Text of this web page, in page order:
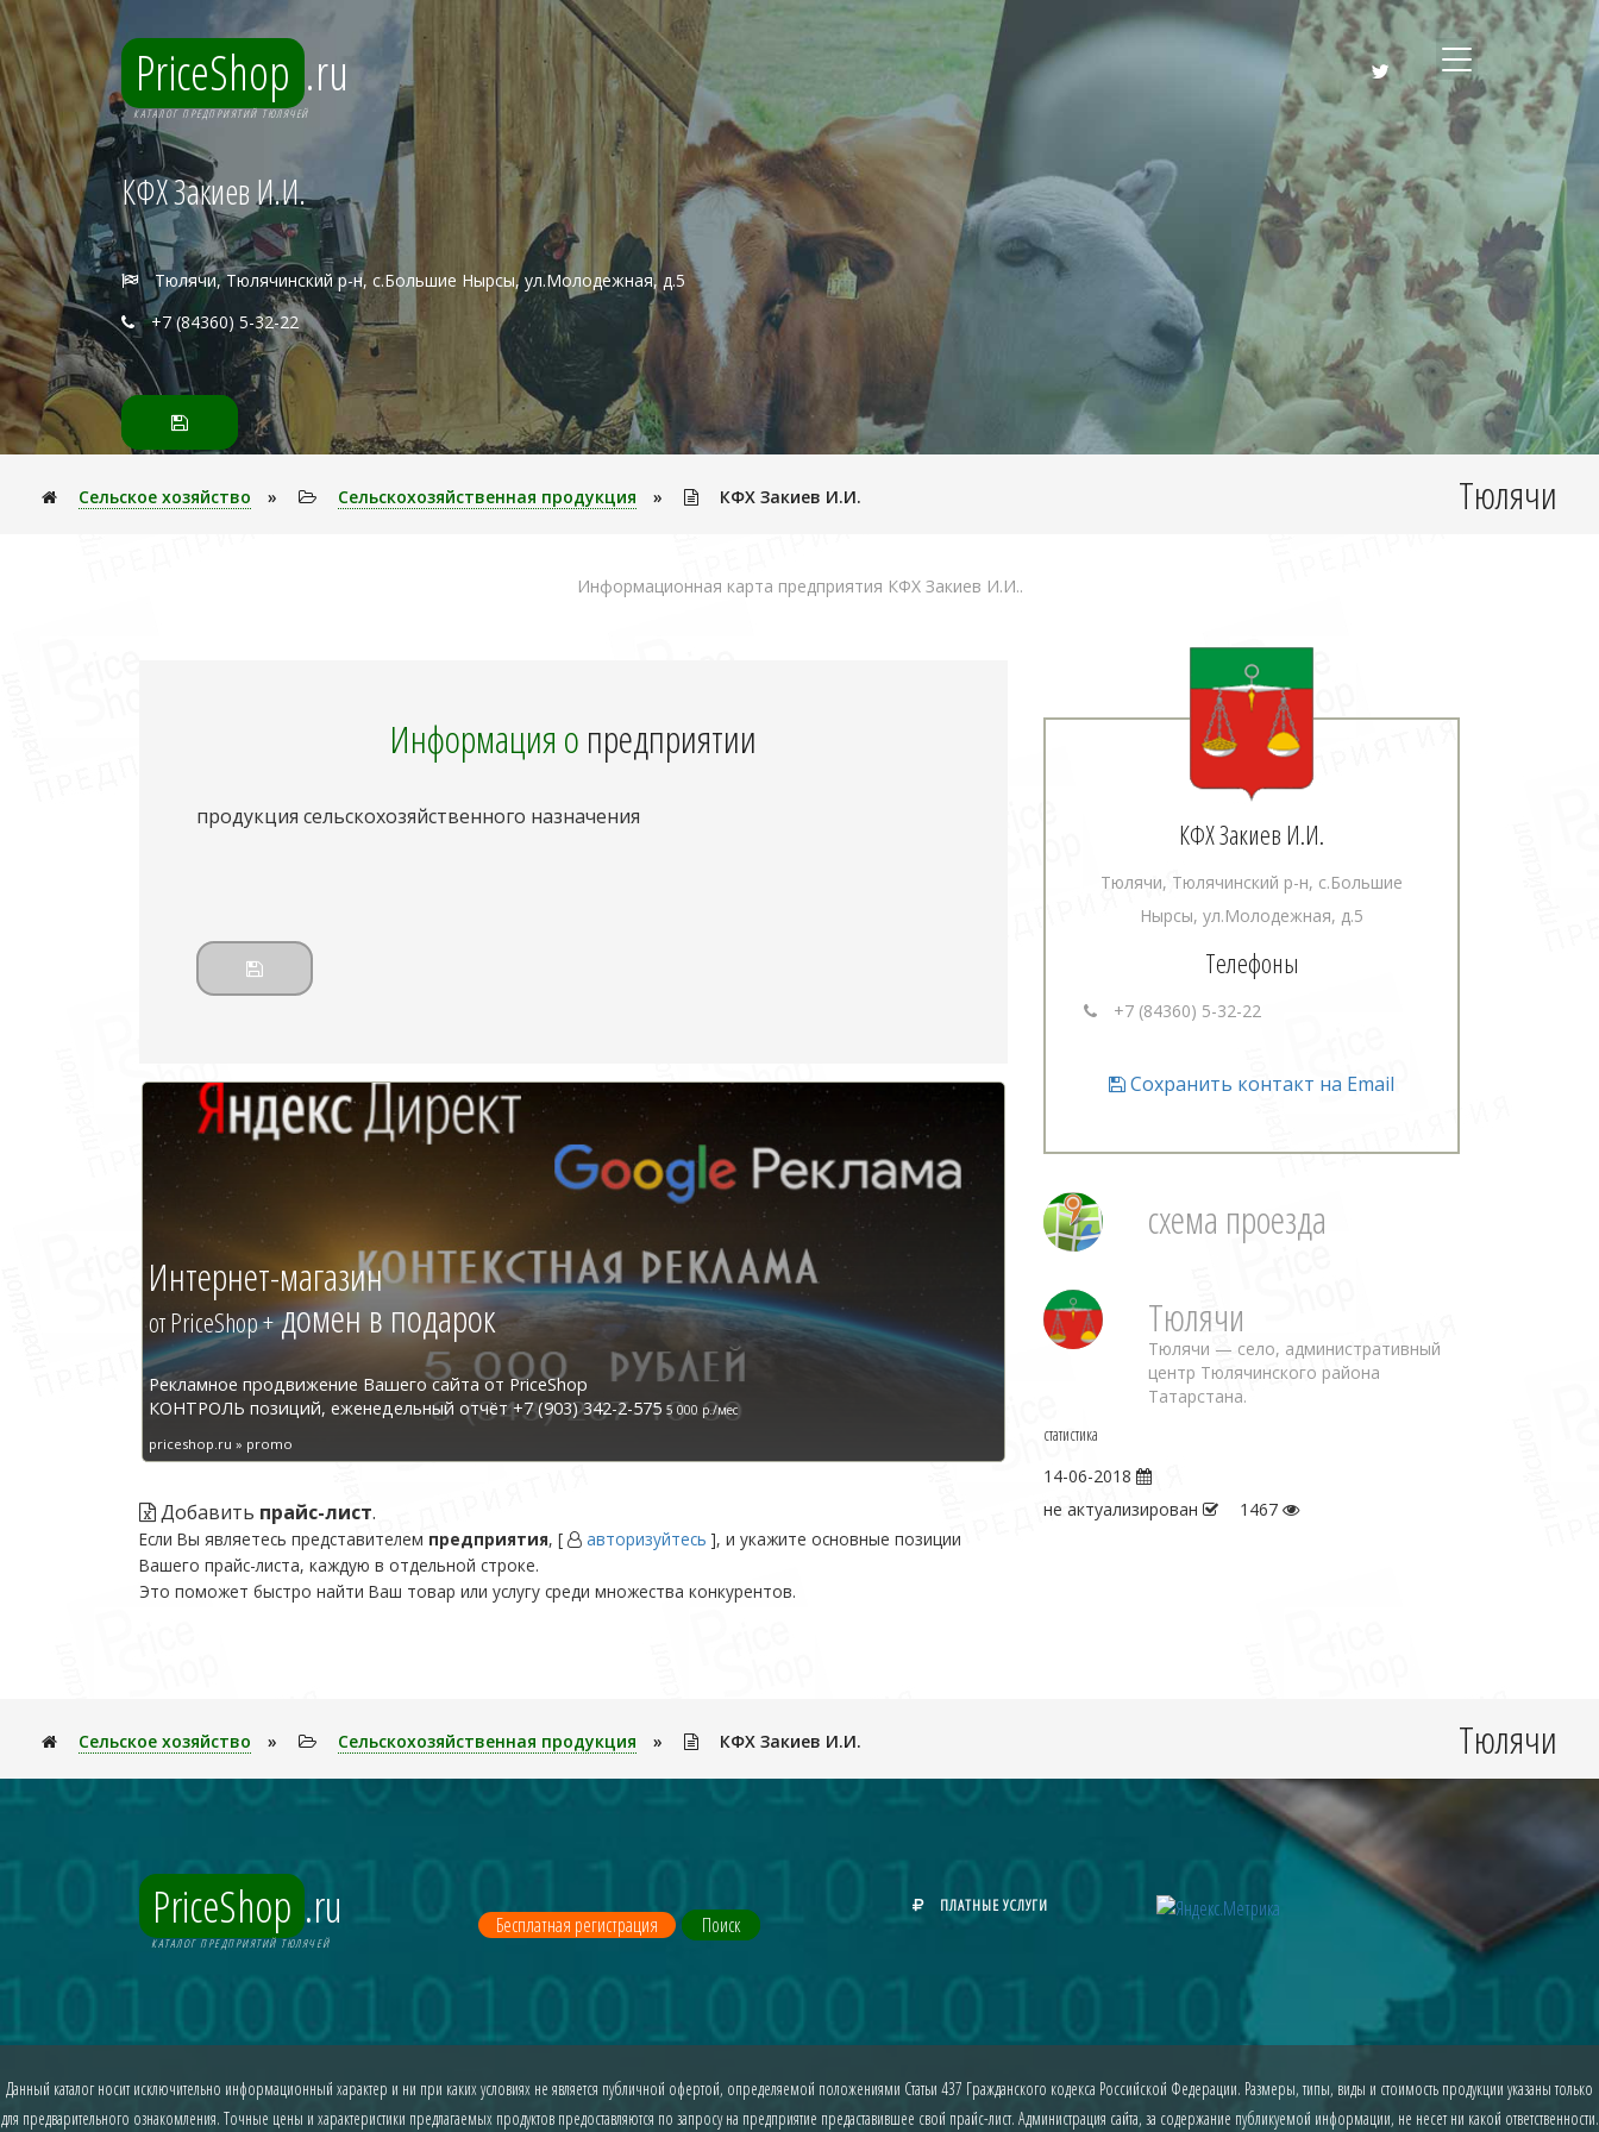
PriceShop .ru
КАТАЛОГ ПРЕДПРИЯТИЙ ТЮЛЯЧЕЙ
КФХ Закиев И.И.
Тюлячи, Тюлячинский р-н, с.Большие Нырсы, ул.Молодежная, д.5
+7 (84360) 5-32-22
Сельское хозяйство » Сельскохозяйственная продукция » КФХ Закиев И.И. Тюлячи
Информационная карта предприятия КФХ Закиев И.И..
Информация о предприятии
продукция сельскохозяйственного назначения
Интернет-магазин
от PriceShop +домен в подарок
Рекламное продвижение Вашего сайта от PriceShop
КОНТРОЛЬ позиций, еженедельный отчёт +7 (903) 342-2-575 5 000 р./мес
priceshop.ru » promo
Добавить прайс-лист.
Если Вы являетесь представителем предприятия, [ авторизуйтесь ], и укажите основные позиции
Вашего прайс-листа, каждую в отдельной строке.
Это поможет быстро найти Ваш товар или услугу среди множества конкурентов.
КФХ Закиев И.И.
Тюлячи, Тюлячинский р-н, с.Большие
Нырсы, ул.Молодежная, д.5
Телефоны
+7 (84360) 5-32-22
Сохранить контакт на Email
схема проезда
Тюлячи
Тюлячи — село, административный
центр Тюлячинского района
Татарстана.
статистика
14-06-2018
не актуализирован
1467
Сельское хозяйство » Сельскохозяйственная продукция » КФХ Закиев И.И. Тюлячи
PriceShop .ru
КАТАЛОГ ПРЕДПРИЯТИЙ ТЮЛЯЧЕЙ
Бесплатная регистрация Поиск
ПЛАТНЫЕ УСЛУГИ
Данный каталог носит исключительно информационный характер и ни при каких условиях не является публичной офертой, определяемой положениями Статьи 437 Гражданского кодекса Российской Федерации. Размеры, типы, виды и стоимость продукции указаны только
для предварительного ознакомления. Точные цены и характеристики предлагаемых продуктов предоставляются по запросу на предприятие предаставившее свой прайс-лист. Администрация сайта, за содержание публикуемой информации, не несет ни какой ответственности.